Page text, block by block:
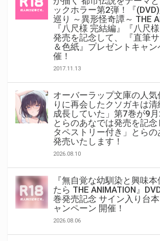
ックホラー第2弾！『
巡り ～異形怪奇譚～ THE
『八尺様 完結編』『八尺
発売を記念して、 『直筆
＆色紙』プレゼントキャ
催！
2017.11.13
オーバーラップ文庫の人
りに再会したクソガキは
成長していた」第7巻が9月
とらのあなでは発売を記
タペストリー付き」とら
発売いたします！
2026.08.10
『無自覚な幼馴染と興味
たら THE ANIMATION』
巻発売記念 サイン入り台
ャンペーン 開催！
2026.08.06